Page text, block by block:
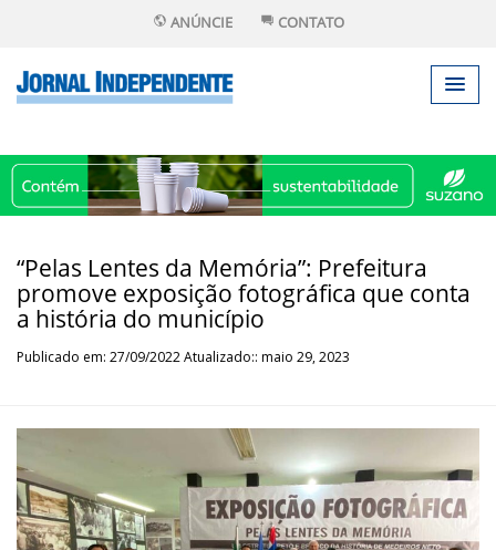
ANÚNCIE CONTATO
“Pelas Lentes da Memória”: Prefeitura
promove exposição fotográfica que conta
a história do município
Publicado em: 27/09/2022 Atualizado:: maio 29, 2023